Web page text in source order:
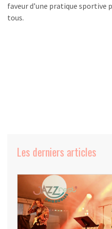
faveur d’une pratique sportive
tous.
Les derniers articles